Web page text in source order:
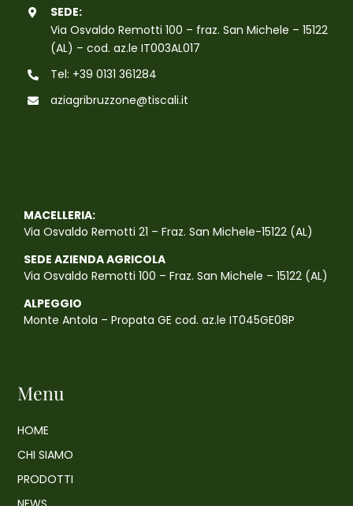
SEDE:
Via Osvaldo Remotti 100 – fraz. San Michele – 15122
(AL) – cod. az.le IT003AL017
Tel: +39 0131 361284
aziagribruzzone@tiscali.it
MACELLERIA:
Via Osvaldo Remotti 21 – Fraz. San Michele-15122 (AL)
SEDE AZIENDA AGRICOLA
Via Osvaldo Remotti 100 – Fraz. San Michele – 15122 (AL)
ALPEGGIO
Monte Antola – Propata GE cod. az.le IT045GE08P
Menu
HOME
CHI SIAMO
PRODOTTI